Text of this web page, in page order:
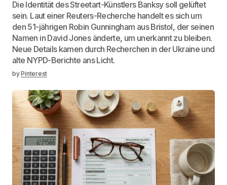
Die Identität des Streetart-Künstlers Banksy soll gelüftet
sein. Laut einer Reuters-Recherche handelt es sich um
den 51-jährigen Robin Gunningham aus Bristol, der seinen
Namen in David Jones änderte, um unerkannt zu bleiben.
Neue Details kamen durch Recherchen in der Ukraine und
alte NYPD-Berichte ans Licht.
byPinterest